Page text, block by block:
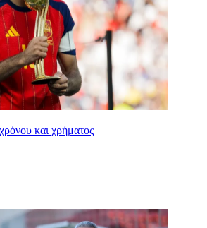
και χρήματος